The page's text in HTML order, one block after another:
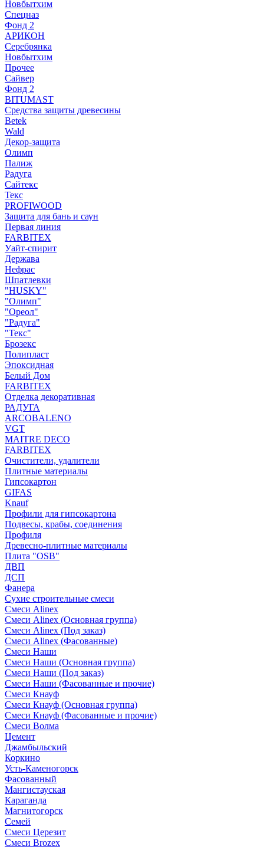
Новбытхим
Спецназ
Фонд 2
АРИКОН
Серебрянка
Новбытхим
Прочее
Сайвер
Фонд 2
BITUMAST
Средства защиты древесины
Betek
Wald
Декор-защита
Олимп
Палиж
Радуга
Сайтекс
Текс
PROFIWOOD
Защита для бань и саун
Первая линия
FARBITEX
Уайт-спирит
Держава
Нефрас
Шпатлевки
"HUSKY"
"Олимп"
"Ореол"
"Радуга"
"Текс"
Брозекс
Полипласт
Эпоксидная
Белый Дом
FARBITEX
Отделка декоративная
РАДУГА
ARCOBALENO
VGT
MAITRE DECO
FARBITEX
Очистители, удалители
Плитные материалы
Гипсокартон
GIFAS
Knauf
Профили для гипсокартона
Подвесы, крабы, соединения
Профиля
Древесно-плитные материалы
Плита "OSB"
ДВП
ДСП
Фанера
Сухие строительные смеси
Смеси Alinex
Смеси Alinex (Основная группа)
Смеси Alinex (Под заказ)
Смеси Alinex (Фасованные)
Смеси Наши
Смеси Наши (Основная группа)
Смеси Наши (Под заказ)
Смеси Наши (Фасованные и прочие)
Смеси Кнауф
Смеси Кнауф (Основная группа)
Смеси Кнауф (Фасованные и прочие)
Смеси Волма
Цемент
Джамбыльский
Коркино
Усть-Каменогорск
Фасованный
Мангистауская
Караганда
Магнитогорск
Семей
Смеси Церезит
Смеси Brozex